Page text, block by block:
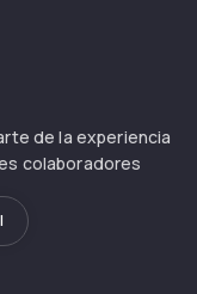
de la experiencia
colaboradores